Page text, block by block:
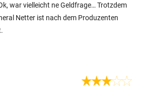
war vielleicht ne Geldfrage… Trotzdem
Netter ist nach dem Produzenten